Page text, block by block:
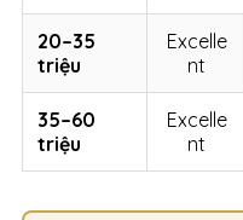
20–35
triệu
Excelle
nt
35–60
triệu
Excelle
nt